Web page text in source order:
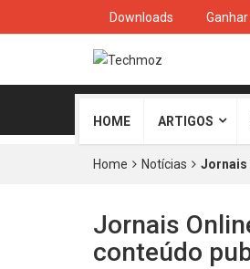
Downloads
HOME ARTIGOS
Home Notícias Jornais
Jornais
conteúdo